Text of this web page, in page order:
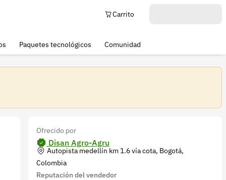
Carrito
Paquetes tecnológicos Comunidad
Ofrecido por
Disan Agro-Agru
Autopista medellín km 1.6 vía cota, Bogotá,
Colombia
Reputación del vendedor